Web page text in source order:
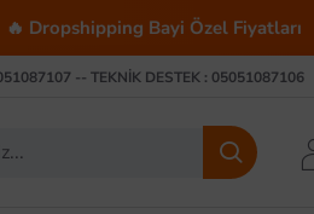
Bayi Özel Fiyatları
-- TEKNIK DESTEK : 05051087106